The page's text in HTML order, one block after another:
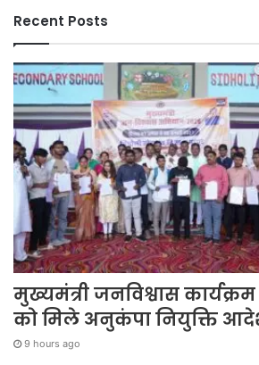
Recent Posts
मुख्यमंत्री जनविश्वास
को मिले अनुकंपा नियुक्ति
9 hours ago